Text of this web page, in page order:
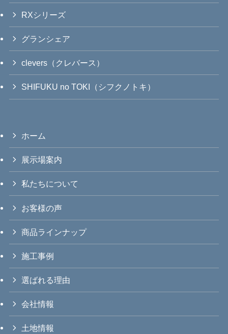
RXシリーズ
グランシェア
clevers（クレバース）
SHIFUKU no TOKI（シフクノトキ）
ホーム
展示場案内
私たちについて
お客様の声
商品ラインナップ
施工事例
選ばれる理由
会社情報
土地情報